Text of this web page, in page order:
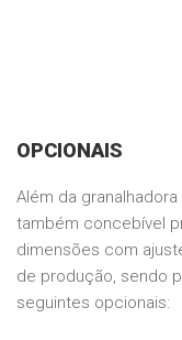
OPCIONAIS
Além da
também concebível
dimensões com
de produção, sendo
seguintes opcionais: